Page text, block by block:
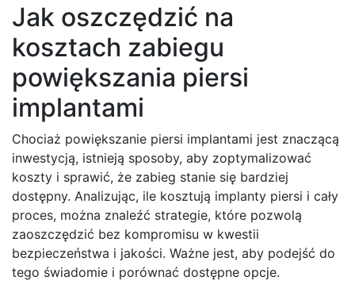
Jak oszczędzić na
kosztach zabiegu
powiększania piersi
implantami
Chociaż powiększanie piersi implantami jest znaczącą
inwestycją, istnieją sposoby, aby zoptymalizować
koszty i sprawić, że zabieg stanie się bardziej
dostępny. Analizując, ile kosztują implanty piersi i cały
proces, można znaleźć strategie, które pozwolą
zaoszczędzić bez kompromisu w kwestii
bezpieczeństwa i jakości. Ważne jest, aby podejść do
tego świadomie i porównać dostępne opcje.